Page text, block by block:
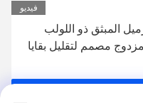
فيديو
برغي مقاوم للتآكل
لاستبدال OEM للطارد